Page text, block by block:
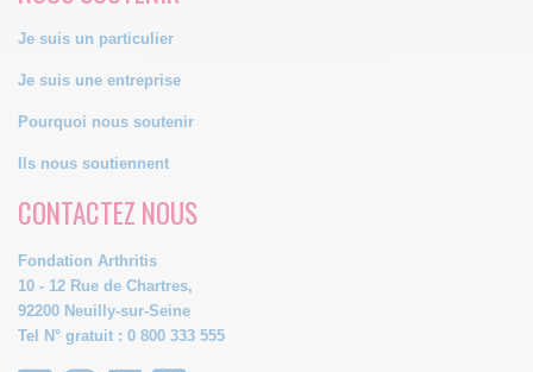
Je suis un particulier
Je suis une entreprise
Pourquoi nous soutenir
Ils nous soutiennent
CONTACTEZ NOUS
Fondation Arthritis
10 - 12 Rue de Chartres,
92200 Neuilly-sur-Seine
Tel N° gratuit : 0 800 333 555